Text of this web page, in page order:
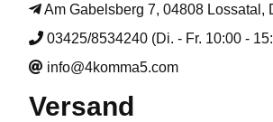
Am Gabelsberg 7, 04808 Lossatal,
03425/8534240 (Di. - Fr. 10:00 -
info@4komma5.com
Versand